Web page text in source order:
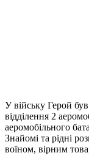
У війську Герой
відділення 2
аеромобільного
Знайомі та рідні
воїном, вірним